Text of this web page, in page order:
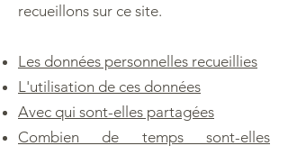
recueillons sur ce site.
Les données personnelles recueillies
L'utilisation de ces données
Avec qui sont-elles partagées
Combien de temps sont-elles